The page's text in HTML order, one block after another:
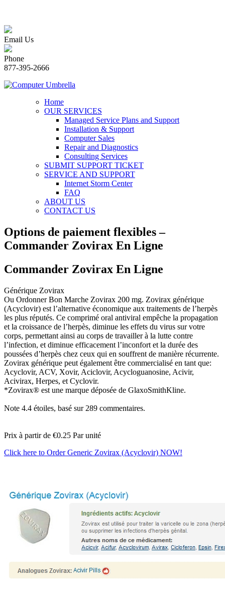
Email Us
Phone
877-395-2666
Home
OUR SERVICES
Managed Service Plans and Support
Installation & Support
Computer Sales
Repair and Diagnostics
Consulting Services
SUBMIT SUPPORT TICKET
SERVICE AND SUPPORT
Internet Storm Center
FAQ
ABOUT US
CONTACT US
Options de paiement flexibles –
Commander Zovirax En Ligne
Commander Zovirax En Ligne
Générique Zovirax
Ou Ordonner Bon Marche Zovirax 200 mg. Zovirax générique
(Acyclovir) est l’alternative économique aux traitements de l’herpès
les plus réputés. Ce comprimé oral antiviral empêche la propagation
et la croissance de l’herpès, diminue les effets du virus sur votre
corps, permettant ainsi au corps de travailler à la lutte contre
l’infection, et diminue efficacement l’inconfort et la durée des
poussées d’herpès chez ceux qui en souffrent de manière récurrente.
Zovirax générique peut également être commercialisé en tant que:
Acyclovir, ACV, Xovir, Aciclovir, Acycloguanosine, Acivir,
Acivirax, Herpes, et Cyclovir.
*Zovirax® est une marque déposée de GlaxoSmithKline.
Note 4.4 étoiles, basé sur 289 commentaires.
Prix à partir de €0.25 Par unité
Click here to Order Generic Zovirax (Acyclovir) NOW!